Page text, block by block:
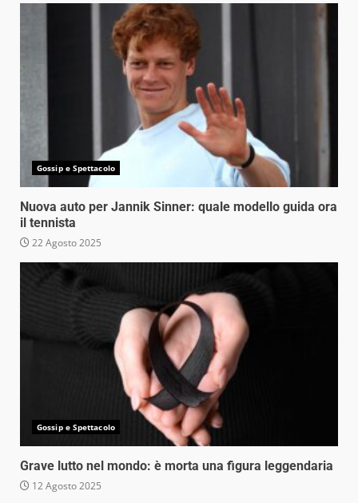
Gossip e Spettacolo
Nuova auto per Jannik Sinner: quale modello guida ora
il tennista
22 Agosto 2025
Gossip e Spettacolo
Grave lutto nel mondo: è morta una figura leggendaria
12 Agosto 2025